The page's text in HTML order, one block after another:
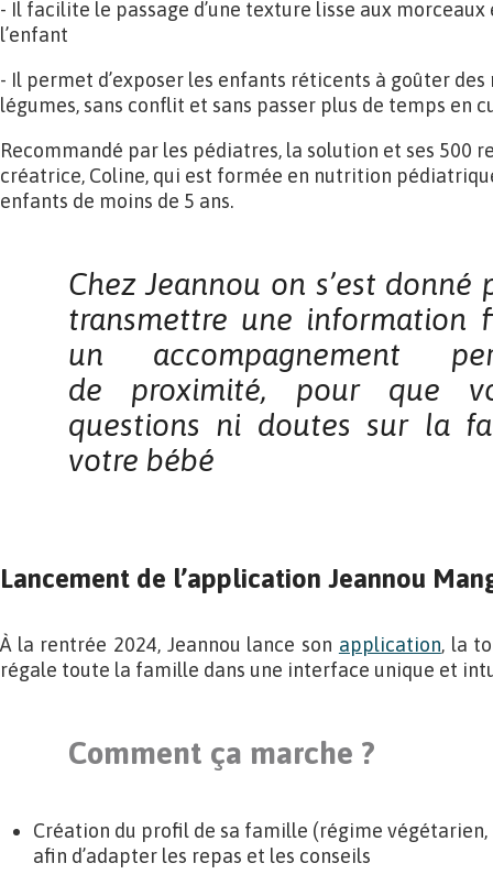
- Il facilite le passage d’une texture lisse aux
l’enfant
- Il permet d’exposer les enfants réticents à goûter
légumes, sans conflit et sans passer plus de temps en
Recommandé par les pédiatres, la solution et ses 500
créatrice, Coline, qui est formée en nutrition
enfants de moins de 5 ans.
ChezJeannou on s’est donné
transmettre une information
un accompagnement
de proximité, pour que
questions ni doutes sur la
votre bébé
Lancement de l’application Jeannou
À la rentrée 2024, Jeannou lance son application, la
régale toute la famille dans une interface unique et
Comment ça marche ?
Création du profil de sa famille (régime
afin d’adapter les repas et les conseils